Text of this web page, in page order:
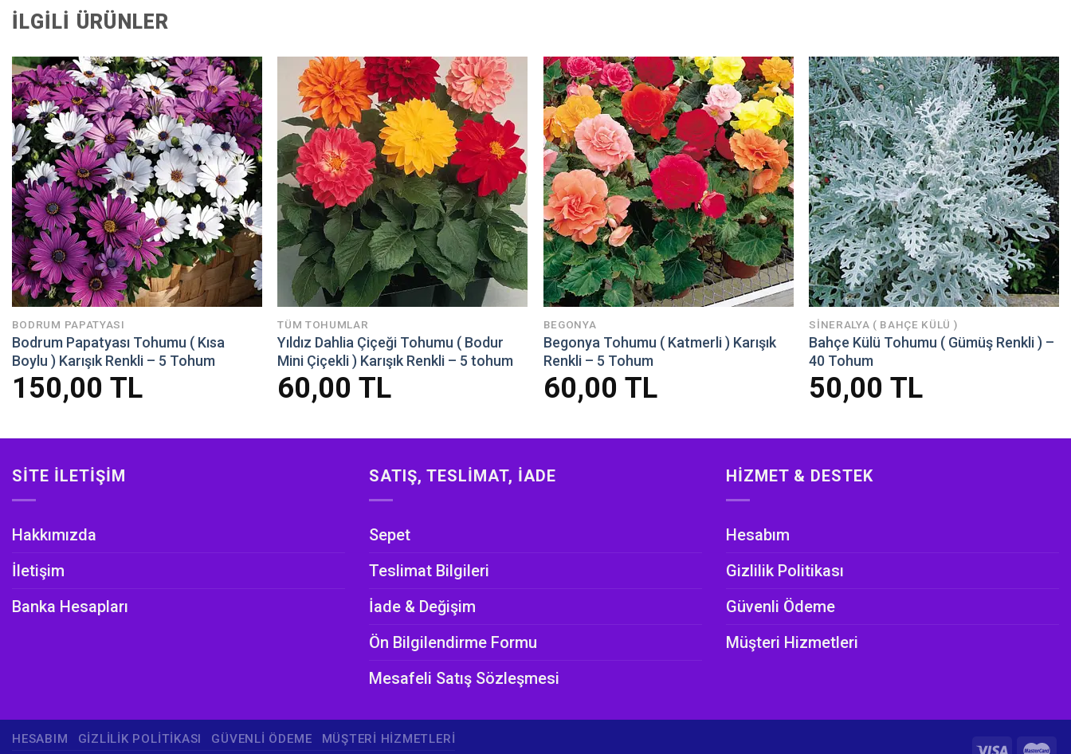
İLGILI ÜRÜNLER
BODRUM PAPATYASI
Bodrum Papatyası Tohumu ( Kısa
Boylu ) Karışık Renkli – 5 Tohum
150,00 TL
TÜM TOHUMLAR
Yıldız Dahlia Çiçeği Tohumu ( Bodur
Mini Çiçekli ) Karışık Renkli – 5 tohum
60,00TL
BEGONYA
Begonya Tohumu ( Katmerli ) Karışık
Renkli – 5 Tohum
60,00 TL
SINERALYA ( BAHÇE KÜLÜ )
Bahçe Külü Tohumu ( Gümüş Renkli ) –
40 Tohum
50,00TL
SITE İLETIŞIM
Hakkımızda
İletişim
Banka Hesapları
SATIŞ, TESLIMAT, İADE
Sepet
Teslimat Bilgileri
İade & Değişim
Ön Bilgilendirme Formu
Mesafeli Satış Sözleşmesi
HIZMET & DESTEK
Hesabım
Gizlilik Politikası
Güvenli Ödeme
Müşteri Hizmetleri
HESABIM GIZLILIK POLITIKASI GÜVENLI ÖDEME MÜŞTERI HIZMETLERI